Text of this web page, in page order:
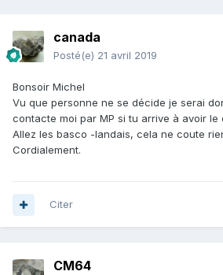
canada
Posté(e) 21 avril 2019
Bonsoir Michel
Vu que personne ne se décide je serai
contacte moi par MP si tu arrive à avoir le
Allez les basco -landais, cela ne coute
Cordialement.
Citer
CM64